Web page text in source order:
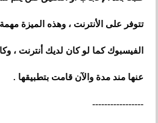
تتوفر على الأنترنت ، وهذه الميزة
الفيسبوك كما لو كان لديك أنترنت ،
عنها مند مدة والآن قامت بتطبيقها .
-----------------